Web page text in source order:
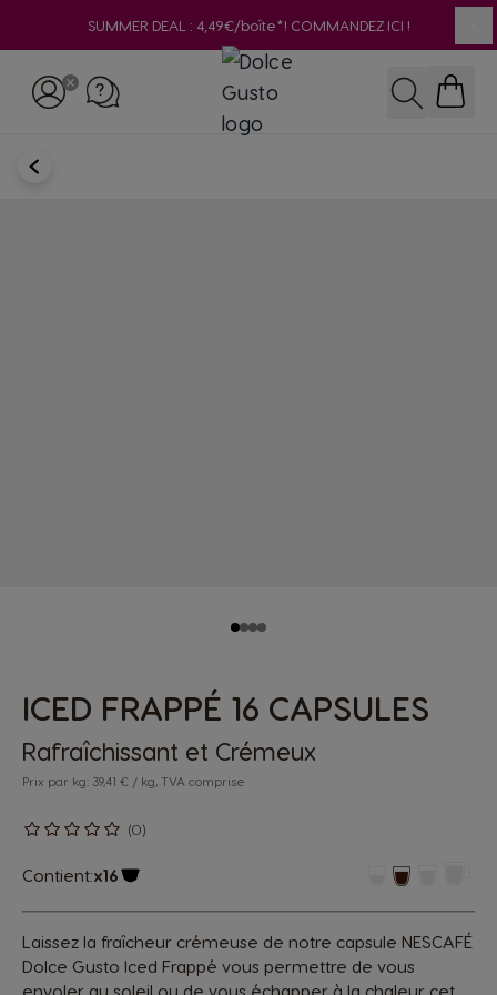
SUMMER DEAL : 4,49€/boîte*! COMMANDEZ ICI !
Rechercher
RETOUR
ICED FRAPPÉ 16 CAPSULES
Rafraîchissant et Crémeux
Prix par kg: 39,41 € / kg, TVA comprise
(0)
Contient:x16
Laissez la fraîcheur crémeuse de notre capsule NESCAFÉ
Dolce Gusto Iced Frappé vous permettre de vous
envoler au soleil ou de vous échapper à la chaleur cet